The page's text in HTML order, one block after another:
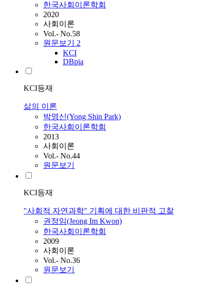
한국사회이론학회
2020
사회이론
Vol.- No.58
원문보기 2
KCI
DBpia
KCI등재
삶의 이론
박영신(Yong Shin Park)
한국사회이론학회
2013
사회이론
Vol.- No.44
원문보기
KCI등재
"사회적 자연과학" 기획에 대한 비판적 고찰
권정임(Jeong Im Kwon)
한국사회이론학회
2009
사회이론
Vol.- No.36
원문보기